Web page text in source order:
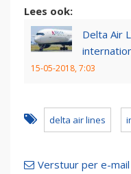
Lees ook:
Delta Air
15-05-2018, 7:03
delta air lines
Verstuur per e-mail